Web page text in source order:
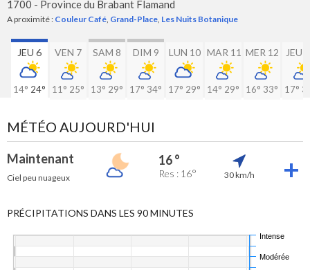
1700 - Province du Brabant Flamand
A proximité : Couleur Café, Grand-Place, Les Nuits Botanique
JEU 6
14° 24°
VEN 7
11° 25°
SAM 8
13° 29°
DIM 9
17° 34°
LUN 10
17° 29°
MAR 11
14° 29°
MER 12
16° 33°
JEU
17°
MÉTÉO AUJOURD'HUI
Maintenant
Ciel peu nuageux
16 °
Res : 16° 30 km/h
PRÉCIPITATIONS DANS LES 90 MINUTES
Modérée
Intense